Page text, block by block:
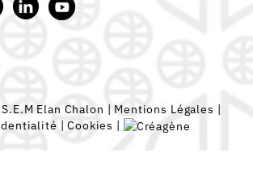
Elan Chalon | Mentions Légales |
|Cookies |